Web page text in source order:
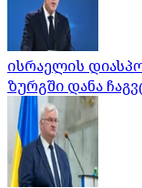
ისრაელის
ზურგში დანა